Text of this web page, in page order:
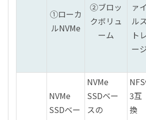
①ローカ
ルNVMe
②ブロッ
クボリュ
ーム
ァイ
ルス
ト
ー
NVMe
SSDベー
NVMe
SSDベー
スの
3互
換